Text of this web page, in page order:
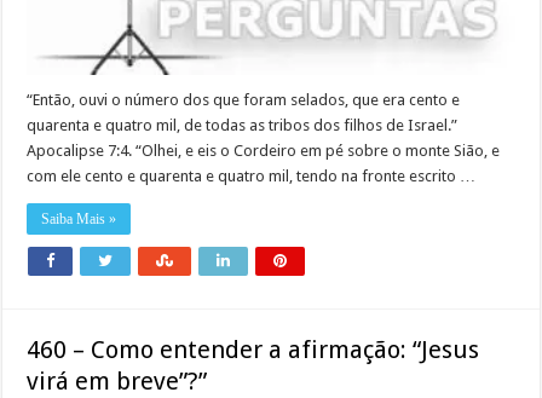
“Então, ouvi o número dos que foram selados, que era cento e
quarenta e quatro mil, de todas as tribos dos filhos de Israel.”
Apocalipse 7:4. “Olhei, e eis o Cordeiro em pé sobre o monte Sião, e
com ele cento e quarenta e quatro mil, tendo na fronte escrito …
Saiba Mais »
460 – Como entender a afirmação: “Jesus
virá em breve”?”